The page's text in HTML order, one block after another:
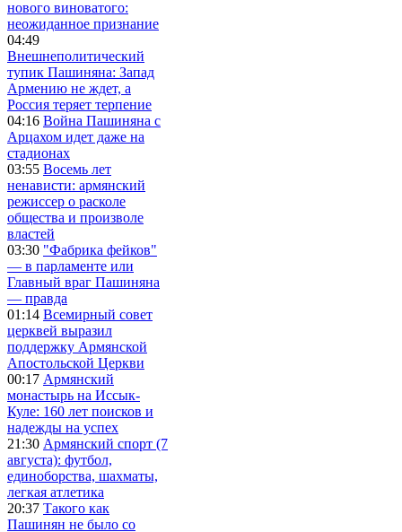
нового виноватого:
неожиданное признание
04:49
Внешнеполитический
тупик Пашиняна: Запад
Армению не ждет, а
Россия теряет терпение
04:16 Война Пашиняна с
Арцахом идет даже на
стадионах
03:55 Восемь лет
ненависти: армянский
режиссер о расколе
общества и произволе
властей
03:30 "Фабрика фейков"
— в парламенте или
Главный враг Пашиняна
— правда
01:14 Всемирный совет
церквей выразил
поддержку Армянской
Апостольской Церкви
00:17 Армянский
монастырь на Иссык-
Куле: 160 лет поисков и
надежды на успех
21:30 Армянский спорт (7
августа): футбол,
единоборства, шахматы,
легкая атлетика
20:37 Такого как
Пашинян не было со